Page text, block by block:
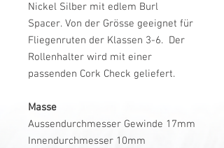
Nickel Silber mit edlem Burl
Spacer. Von der Grösse geeignet für
Fliegenruten der Klassen 3-6. Der
Rollenhalter wird mit einer
passenden Cork Check geliefert.
Masse
Aussendurchmesser Gewinde 17mm
Innendurchmesser 10mm